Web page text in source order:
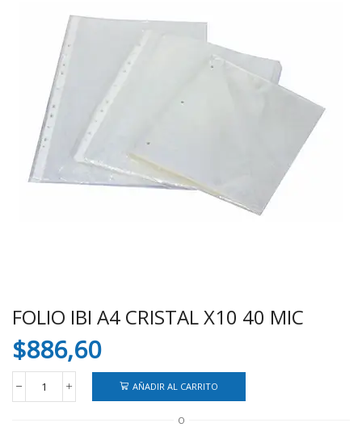
FOLIO IBI A4 CRISTAL X10 40 MIC
$886,60
FOLIO
IBI
AÑADIR AL CARRITO
O